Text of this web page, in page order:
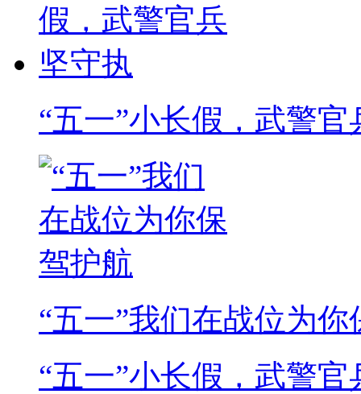
“五一”小长假，武警官
“五一”我们在战位为你
“五一”小长假，武警